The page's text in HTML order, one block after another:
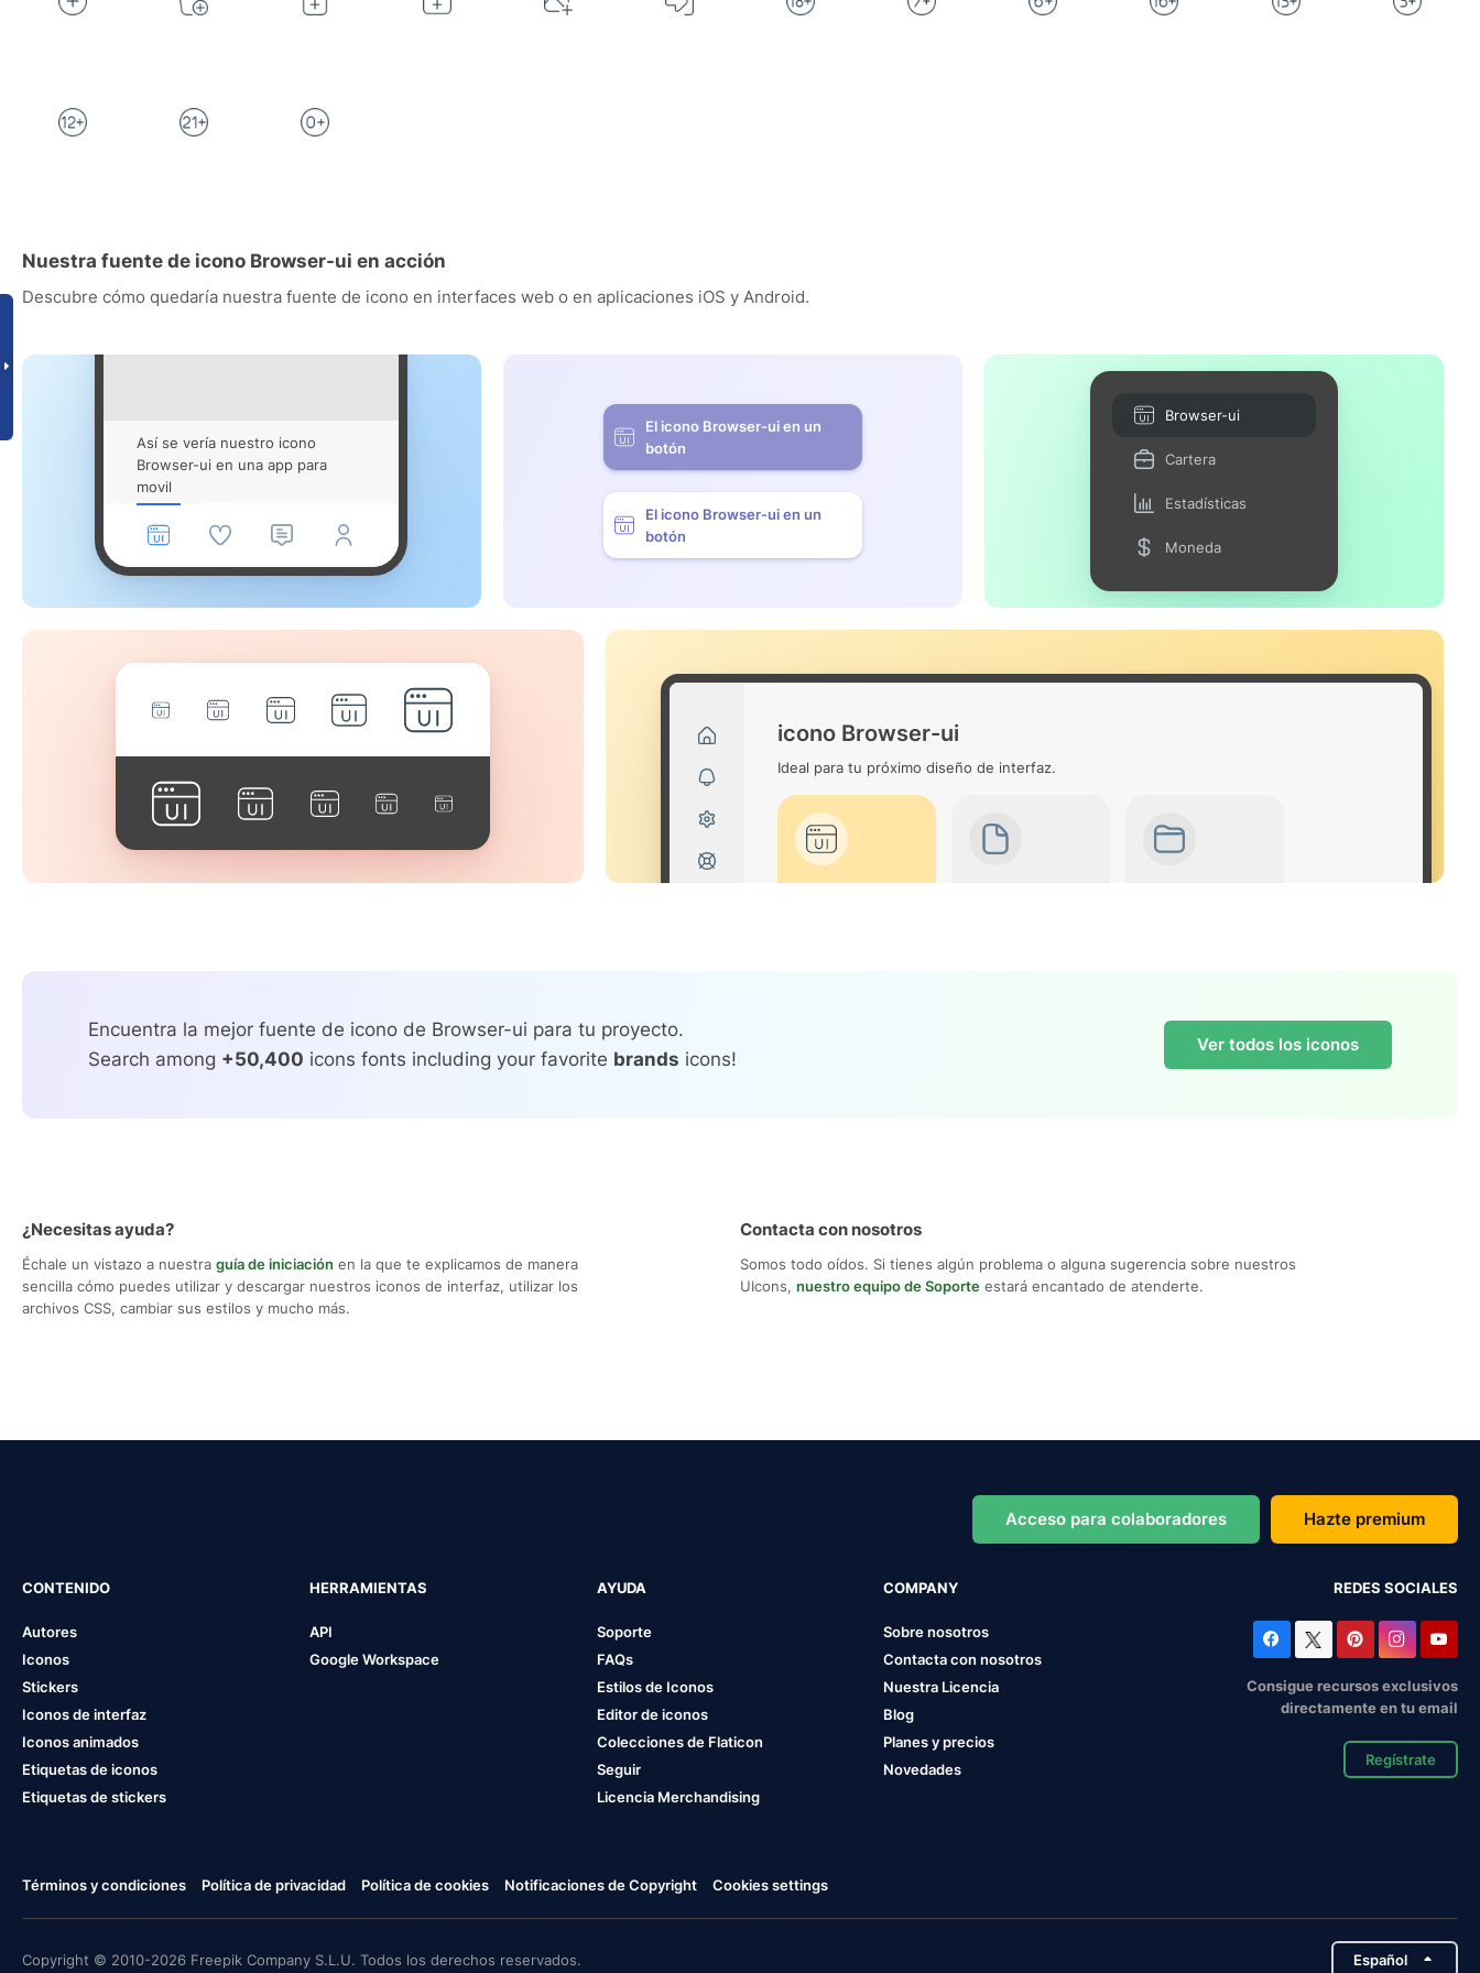
Nuestra fuente de icono Browser-ui en acción
Descubre cómo quedaría nuestra fuente de icono en interfaces web o en aplicaciones iOS y Android.
Así se vería nuestro icono
Browser-ui en una app para
movil
El icono Browser-ui en un
botón
El icono Browser-ui en un
botón
Browser-ui
Cartera
Estadísticas
Moneda
icono Browser-ui
Ideal para tu próximo diseño de interfaz.
Encuentra la mejor fuente de icono de Browser-ui para tu proyecto.
Search among +50,400 icons fonts including your favorite brands icons!
Ver todos los iconos
¿Necesitas ayuda?
Échale un vistazo a nuestra guía de iniciación en la que te explicamos de manera
sencilla cómo puedes utilizar y descargar nuestros iconos de interfaz, utilizar los
archivos CSS, cambiar sus estilos y mucho más.
Contacta con nosotros
Somos todo oídos. Si tienes algún problema o alguna sugerencia sobre nuestros
UIcons, nuestro equipo de Soporte estará encantado de atenderte.
Acceso para colaboradores Hazte premium
CONTENIDO
Autores
Iconos
Stickers
Iconos de interfaz
Iconos animados
Etiquetas de iconos
Etiquetas de stickers
HERRAMIENTAS
API
Google Workspace
AYUDA
Soporte
FAQs
Estilos de Iconos
Editor de iconos
Colecciones de Flaticon
Seguir
Licencia Merchandising
COMPANY
Sobre nosotros
Contacta con nosotros
Nuestra Licencia
Blog
Planes y precios
Novedades
REDES SOCIALES
Consigue recursos exclusivos
directamente en tu email
Regístrate
Términos y condiciones Política de privacidad Política de cookies Notificaciones de Copyright Cookies settings
Copyright © 2010-2026 Freepik Company S.L.U. Todos los derechos reservados. Español